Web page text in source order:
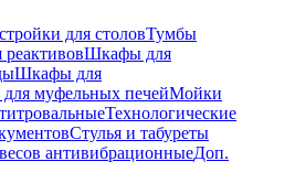
для столовТумбы
Шкафы для
Шкафы для
муфельных печейМойки
Технологические
Стулья и табуреты
антивибрационныеДоп.